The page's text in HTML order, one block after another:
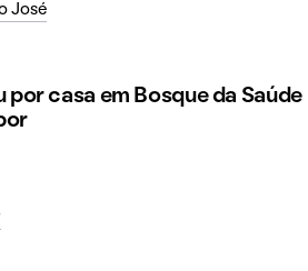
José
por casa em Bosque da Saúde